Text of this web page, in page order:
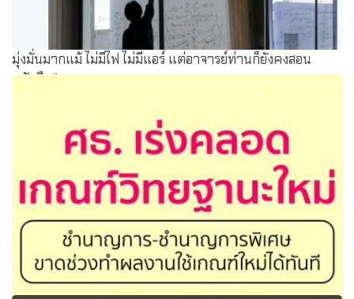
มุ่งมั่นมากแม้ ไม่มีไฟ ไม่มีแอร์ แต่อาจารย์ท่านก็ยังคงสอน
หนังสือ !!